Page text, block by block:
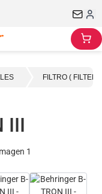
FILTRO ( FILTER )
III